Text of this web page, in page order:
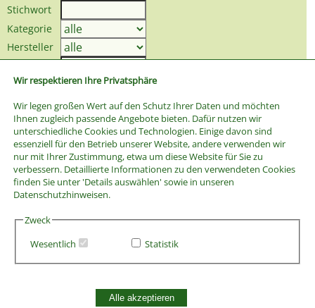
Wir respektieren Ihre Privatsphäre
Wir legen großen Wert auf den Schutz Ihrer Daten und möchten
Ihnen zugleich passende Angebote bieten. Dafür nutzen wir
unterschiedliche Cookies und Technologien. Einige davon sind
essenziell für den Betrieb unserer Website, andere verwenden wir
nur mit Ihrer Zustimmung, etwa um diese Website für Sie zu
verbessern. Detaillierte Informationen zu den verwendeten Cookies
finden Sie unter 'Details auswählen' sowie in unseren
Datenschutzhinweisen.
Zweck
Wesentlich
Statistik
Alle akzeptieren
Stichwort
Kategorie
Hersteller
Widerrufsbelehrung